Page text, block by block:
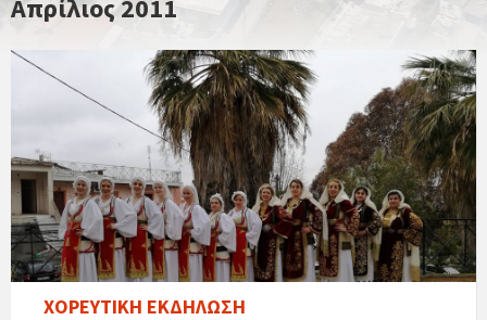
Απρίλιος 2011
ΧΟΡΕΥΤΙΚΗ ΕΚΔΗΛΩΣΗ